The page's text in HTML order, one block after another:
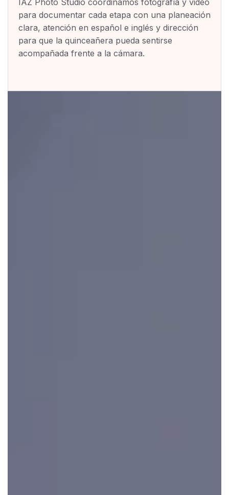
para documentar cada etapa con una planeación
clara, atención en español e inglés y dirección
para que la quinceañera pueda sentirse
acompañada frente a la cámara.